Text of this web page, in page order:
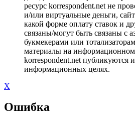
ресурс korrespondent.net не
и/или виртуальные деньги,
какой форме оплату ставок и
связаны/могут быть связаны с
букмекерами или
материалы на информационном
korrespondent.net публикуются
информационных целях.
X
Ошибка